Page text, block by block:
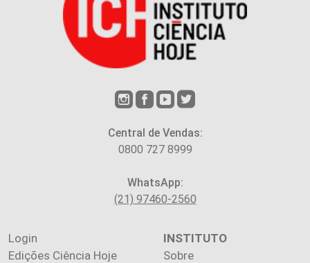
Central de Vendas:
0800 727 8999
WhatsApp:
(21) 97460-2560
Login
Edições Ciência Hoje
INSTITUTO
Sobre